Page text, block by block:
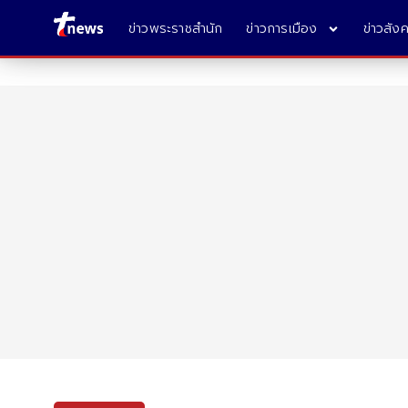
ข่าวพระราชสำนัก ข่าวการเมือง ข่าวสัง